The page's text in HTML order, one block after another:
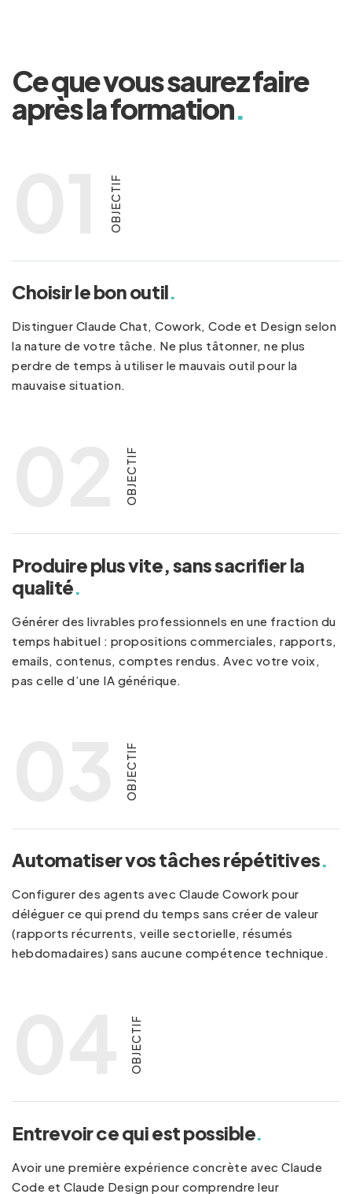
Ce que vous saurez faire
après la formation.
OBJECTIF
Choisir le bon outil.
Distinguer Claude Chat, Cowork, Code et Design selon
la nature de votre tâche. Ne plus tâtonner, ne plus
perdre de temps à utiliser le mauvais outil pour la
mauvaise situation.
OBJECTIF
Produire plus vite, sans sacrifier la
qualité.
Générer des livrables professionnels en une fraction du
temps habituel : propositions commerciales, rapports,
emails, contenus, comptes rendus. Avec votre voix,
pas celle d’une IA générique.
OBJECTIF
Automatiser vos tâches répétitives.
Configurer des agents avec Claude Cowork pour
déléguer ce qui prend du temps sans créer de valeur
(rapports récurrents, veille sectorielle, résumés
hebdomadaires) sans aucune compétence technique.
OBJECTIF
Entrevoir ce qui est possible.
Avoir une première expérience concrète avec Claude
Code et Claude Design pour comprendre leur